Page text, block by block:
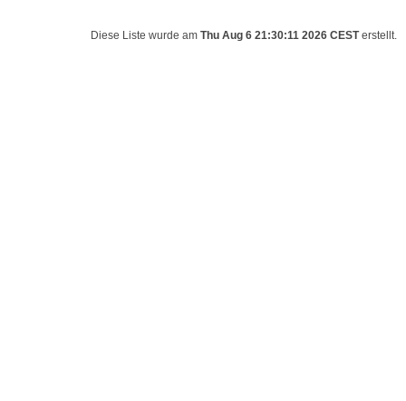
Diese Liste wurde am Thu Aug 6 21:30:11 2026 CESTerstellt.